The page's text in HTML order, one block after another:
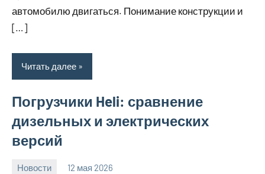
автомобилю двигаться. Понимание конструкции и
[…]
Читать далее
Погрузчики Heli: сравнение
дизельных и электрических
версий
Новости 12 мая 2026